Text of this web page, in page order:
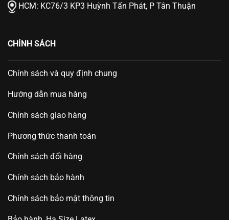
HCM: KC76/3 KP3 Huỳnh Tấn Phát, P Tân Thuận
CHÍNH SÁCH
Chính sách và quy định chung
Hướng dẫn mua hàng
Chính sách giao hàng
Phương thức thanh toán
Chính sách đổi hàng
Chính sách bảo hành
Chính sách bảo mật thông tin